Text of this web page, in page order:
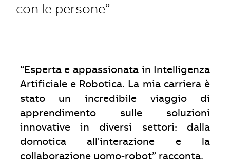
con le persone”
“Esperta e appassionata in Intelligenza
Artificiale e Robotica. La mia carriera è
stato un incredibile viaggio di
apprendimento sulle soluzioni
innovative in diversi settori: dalla
domotica all'interazione e la
collaborazione uomo-robot” racconta.